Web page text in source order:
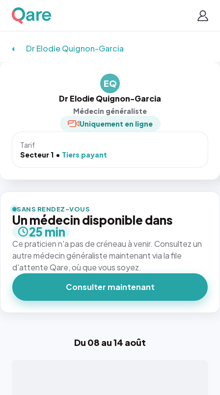
Dr Elodie Quignon-Garcia
EQ
Dr Elodie Quignon-Garcia
Médecin généraliste
Uniquement en ligne
Tarif
Secteur 1
Tiers payant
Du 08 au 14 août
SANS RENDEZ-VOUS
Un médecin disponible dans
25 min
Ce praticien n'a pas de créneau à venir. Consultez un
autre médecin généraliste maintenant via la file
d'attente Qare, où que vous soyez.
Consulter maintenant